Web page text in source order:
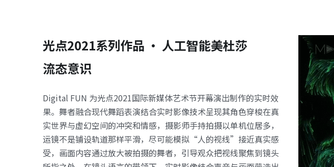
光点2021系列作品 · 人工智能美杜莎
流态意识
Digital FUN 为光点2021国际新媒体艺术节开幕演出制作的实时效
果。舞者融合现代舞蹈表演结合实时影像技术呈现其角色穿梭在真
实世界与虚幻空间的冲突和情感，摄影师手持拍摄以单机位居多，
运镜不是铺设轨道那样平滑，尽可能模拟“人的视线”接近真实感
受，画面内容通过放大被拍摄的舞者，引导观众把视线聚焦到镜头